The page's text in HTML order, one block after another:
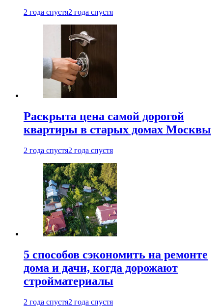
2 года спустя2 года спустя
Раскрыта цена самой дорогой
квартиры в старых домах Москвы
2 года спустя2 года спустя
5 способов сэкономить на ремонте
дома и дачи, когда дорожают
стройматериалы
2 года спустя2 года спустя